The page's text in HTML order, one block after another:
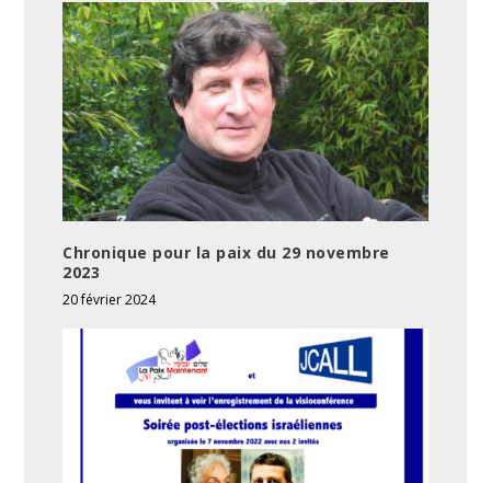
Chronique pour la paix du 29 novembre
2023
20 février 2024